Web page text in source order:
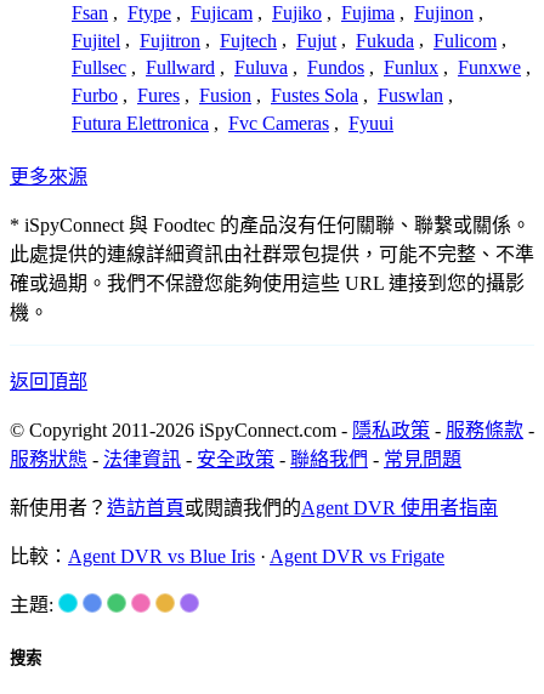
Fsan , Ftype , Fujicam , Fujiko , Fujima , Fujinon ,
Fujitel , Fujitron , Fujtech , Fujut , Fukuda , Fulicom ,
Fullsec , Fullward , Fuluva , Fundos , Funlux , Funxwe ,
Furbo , Fures , Fusion , Fustes Sola , Fuswlan ,
Futura Elettronica , Fvc Cameras , Fyuui
更多來源
* iSpyConnect 與 Foodtec 的產品沒有任何關聯、聯繫或關係。
此處提供的連線詳細資訊由社群眾包提供，可能不完整、不準
確或過期。我們不保證您能夠使用這些 URL 連接到您的攝影
機。
返回頂部
© Copyright 2011-2026 iSpyConnect.com - 隱私政策 - 服務條款 -
服務狀態 - 法律資訊 - 安全政策 - 聯絡我們 - 常見問題
新使用者？ 造訪首頁或閱讀我們的Agent DVR 使用者指南
比較： Agent DVR vs Blue Iris · Agent DVR vs Frigate
主題:
搜索